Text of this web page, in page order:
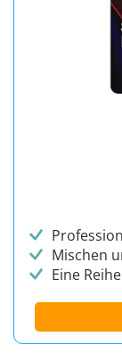
Mischen
Eine